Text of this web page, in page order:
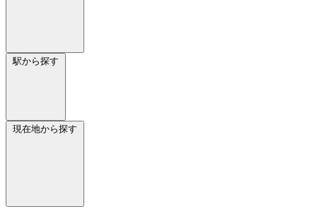
駅から探す
現在地から探す